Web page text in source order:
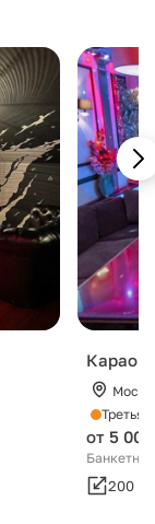
от 5
200 м²